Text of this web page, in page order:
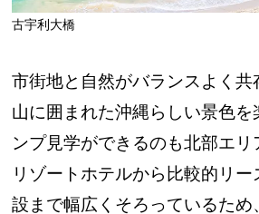
古宇利大橋
市街地と自然がバランスよく共
山に囲まれた沖縄らしい景色を
ンプ見学ができるのも北部エリ
リゾートホテルから比較的リ
設まで幅広くそろっているため